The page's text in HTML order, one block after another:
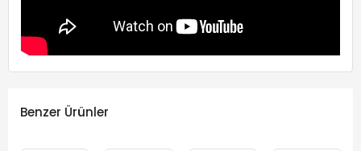
Benzer Ürünler